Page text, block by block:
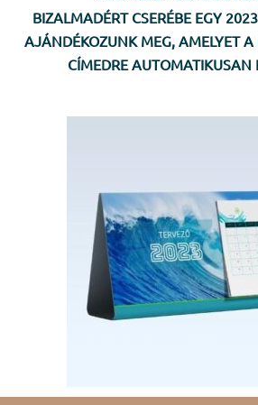
BIZALMADÉRT CSERÉBE EGY
AJÁNDÉKOZUNK MEG, AMELYET
CÍMEDRE AUTOMATIKUSAN